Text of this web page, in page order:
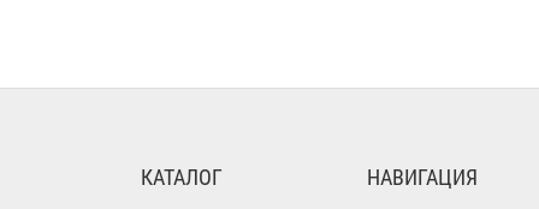
КАТАЛОГ НАВИГАЦИЯ